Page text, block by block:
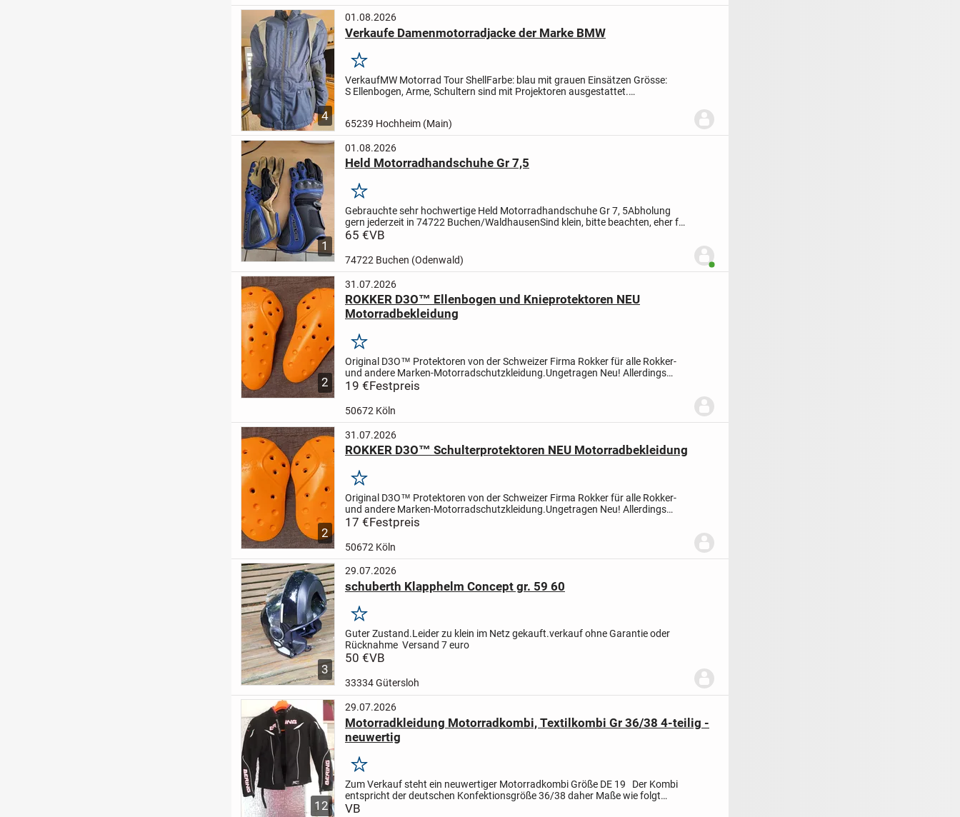
4
01.08.2026
Verkaufe Damenmotorradjacke der Marke BMW
Merken
VerkaufMW Motorrad Tour Shell Farbe: blau mit grauen Einsätzen Grösse:
S Ellenbogen, Arme, Schultern sind mit Projektoren ausgestattet.
65239 Hochheim (Main)
1
01.08.2026
Held Motorradhandschuhe Gr 7,5
Merken
Gebrauchte sehr hochwertige Held Motorradhandschuhe Gr 7, 5Abholung
gern jederzeit in 74722 Buchen/WaldhausenSind klein, bitte beachten, eher für
Frauen01743827061
65 €VB
74722 Buchen (Odenwald) Benutzer ist online
2
31.07.2026
ROKKER D3O™ Ellenbogen und Knieprotektoren NEU
Motorradbekleidung
Merken
Original D3O™ Protektoren von der Schweizer Firma Rokker für alle Rokker-
und andere Marken-Motorradschutzkleidung.Ungetragen Neu! Allerdings
ohne die originale Box / Verpackung.
19 €Festpreis
50672 Köln
2
31.07.2026
ROKKER D3O™ Schulterprotektoren NEU Motorradbekleidung
Merken
Original D3O™ Protektoren von der Schweizer Firma Rokker für alle Rokker-
und andere Marken-Motorradschutzkleidung.Ungetragen Neu! Allerdings
ohne die originale Box / Verpackung.
17 €Festpreis
50672 Köln
3
29.07.2026
schuberth Klapphelm Concept gr. 59 60
Merken
Guter Zustand.Leider zu klein im Netz gekauft.verkauf ohne Garantie oder
Rücknahme Versand 7 euro
50 €VB
33334 Gütersloh
12
29.07.2026
Motorradkleidung Motorradkombi, Textilkombi Gr 36/38 4-teilig -
neuwertig
Merken
Zum Verkauf steht ein neuwertiger Motorradkombi Größe DE 19
Der Kombi
entspricht der deutschen Konfektionsgröße 36/38 daher Maße wie folgt
angegeben:
VB